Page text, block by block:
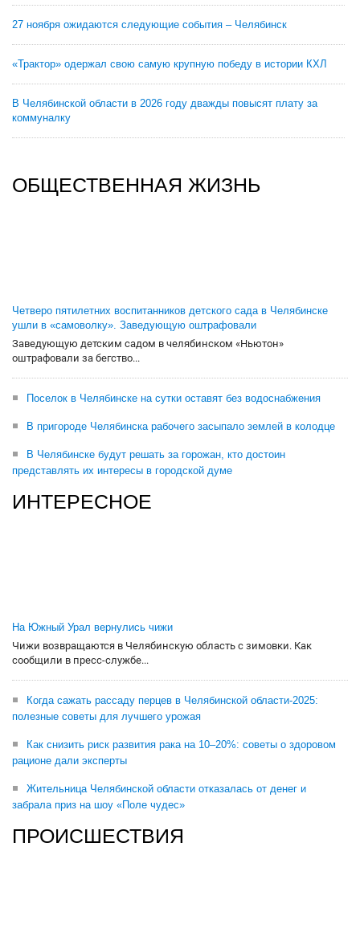
27 ноября ожидаются следующие события – Челябинск
«Трактор» одержал свою самую крупную победу в истории КХЛ
В Челябинской области в 2026 году дважды повысят плату за
коммуналку
ОБЩЕСТВЕННАЯ ЖИЗНЬ
Четверо пятилетних воспитанников детского сада в Челябинске
ушли в «самоволку». Заведующую оштрафовали
Заведующую детским садом в челябинском «Ньютон»
оштрафовали за бегство...
Поселок в Челябинске на сутки оставят без водоснабжения
В пригороде Челябинска рабочего засыпало землей в колодце
В Челябинске будут решать за горожан, кто достоин
представлять их интересы в городской думе
ИНТЕРЕСНОЕ
На Южный Урал вернулись чижи
Чижи возвращаются в Челябинскую область с зимовки. Как
сообщили в пресс-службе...
Когда сажать рассаду перцев в Челябинской области-2025:
полезные советы для лучшего урожая
Как снизить риск развития рака на 10–20%: советы о здоровом
рационе дали эксперты
Жительница Челябинской области отказалась от денег и
забрала приз на шоу «Поле чудес»
ПРОИСШЕСТВИЯ